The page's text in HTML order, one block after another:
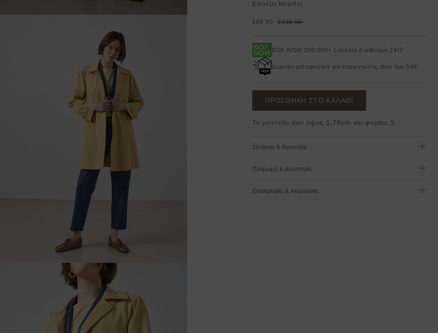
Επιλέξτε Μέγεθος
€69,90 €139,90
BOX NOW 200.000+ Lockers διαθέσιμα 24/7
Δωρεάν μεταφορικά για παραγγελίες άνω των 50€.
ΠΡΟΣΘΗΚΗ ΣΤΟ ΚΑΛΑΘΙ
Το μοντέλο έχει ύψος 1,76cm και φοράει S
Σύνθεση & Φροντίδα
Πληρωμή & Αποστολή
Επιστροφές & Ακυρώσεις